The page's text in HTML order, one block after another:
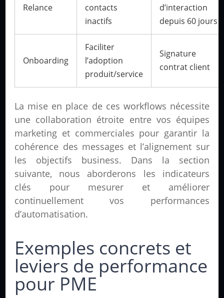
Relance
contacts
inactifs
d’interaction
depuis 60 jours
Onboarding
Faciliter
l’adoption
produit/service
Signature
contrat client
La mise en place de ces workflows nécessite
une collaboration étroite entre vos équipes
marketing et commerciales pour garantir la
cohérence des messages et l’alignement sur
les objectifs business. Dans la section
suivante, nous aborderons les indicateurs
clés pour mesurer et améliorer
continuellement vos performances
d’automatisation.
Exemples concrets et
leviers de performance
pour PME